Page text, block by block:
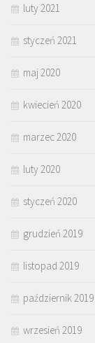
luty 2021
styczeń 2021
maj 2020
kwiecień 2020
marzec 2020
luty 2020
styczeń 2020
grudzień 2019
listopad 2019
październik 2019
wrzesień 2019